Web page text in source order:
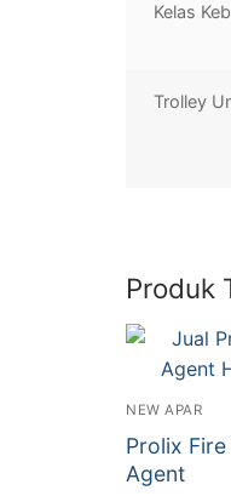
Kelas
Trolley
Produk
NEW APAR
Prolix Fire
Agent